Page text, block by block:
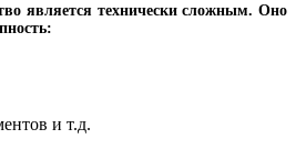
является технически сложным. Оно
и т.д.